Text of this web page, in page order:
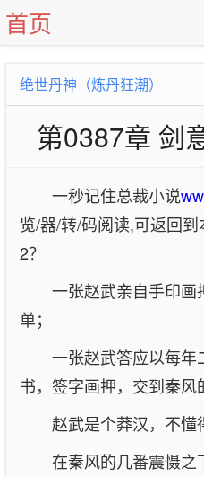
首页
绝世丹神（炼丹狂潮）
第0387章 剑
一秒记住总裁小说
览/器/转/码阅读,可返回
2？
一张赵武亲自手印画
单；
一张赵武答应以每年
书，签字画押，交到秦风
赵武是个莽汉，不懂
在秦风的几番震慑